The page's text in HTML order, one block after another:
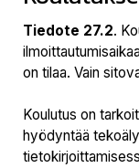
Tiedote 27.2.
on tilaa. Vain
Koulutus on
hyödyntää